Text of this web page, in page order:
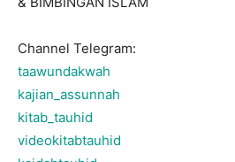
Channel Telegram:
taawundakwah
kajian_assunnah
kitab_tauhid
videokitabtauhid